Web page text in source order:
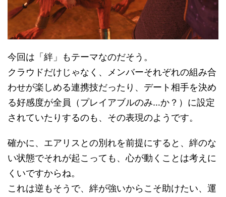
今回は「絆」もテーマなのだそう。
クラウドだけじゃなく、メンバーそれぞれの組み合
わせが楽しめる連携技だったり、デート相手を決め
る好感度が全員（プレイアブルのみ…か？）に設定
されていたりするのも、その表現のようです。
確かに、エアリスとの別れを前提にすると、絆のな
い状態でそれが起こっても、心が動くことは考えに
くいですからね。
これは逆もそうで、絆が強いからこそ助けたい、運